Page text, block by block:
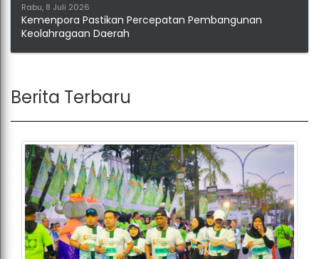
Rabu, 8 Juli 2026
Kemenpora Pastikan Percepatan Pembangunan
Keolahragaan Daerah
Berita Terbaru